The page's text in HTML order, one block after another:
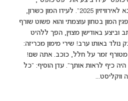
בפרק הראשון של "הכוכב הבא לאירוויזיון 2025". לעידו המון כשרון,
המון בטחון עוצמתי והוא פשוט שורף
באודישן מצוין, הפך ללהיט
נולד באותו ערב! שירי מימון מכריזה:
מטורף זמר על חלל, כוכב. אתה שם!
כיף לראות אותך". עדן הוסיף: "כל